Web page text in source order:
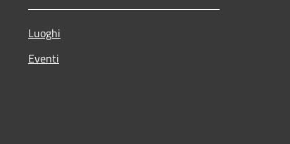
Luoghi
Eventi